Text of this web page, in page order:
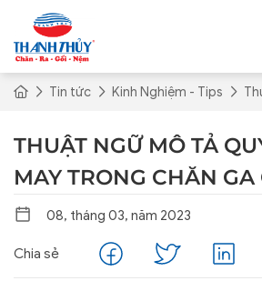
Tin tức Kinh Nghiệm - Tips
THUẬT NGỮ MÔ TẢ
MAY TRONG CHĂN GA
08, tháng 03, năm 2023
Chia sẻ